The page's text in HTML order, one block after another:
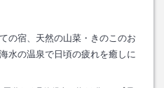
の宿、天然の山菜・きのこのお
水の温泉で日頃の疲れを癒しに